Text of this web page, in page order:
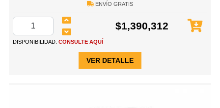
ENVÍO GRATIS
$1,390,312
DISPONIBILIDAD: CONSULTE AQUÍ
VER DETALLE